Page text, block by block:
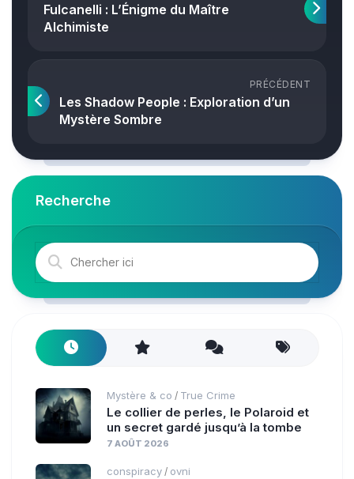
Fulcanelli : L’Énigme du Maître
Alchimiste
PRÉCÉDENT
Les Shadow People : Exploration d’un
Mystère Sombre
Recherche
Mystère & co / True Crime
Le collier de perles, le Polaroid et
un secret gardé jusqu’à la tombe
7 AOÛT 2026
conspiracy / ovni